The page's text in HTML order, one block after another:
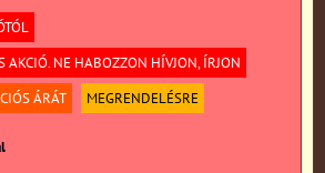
AKCIÓ. NE HABOZZON HÍVJON, ÍRJON
ÁRÁT
MEGRENDELÉSRE